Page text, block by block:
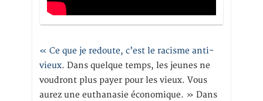
« Ce que je redoute, c’est le racisme anti-
vieux. Dans quelque temps, les jeunes ne
voudront plus payer pour les vieux. Vous
aurez une euthanasie économique. » Dans